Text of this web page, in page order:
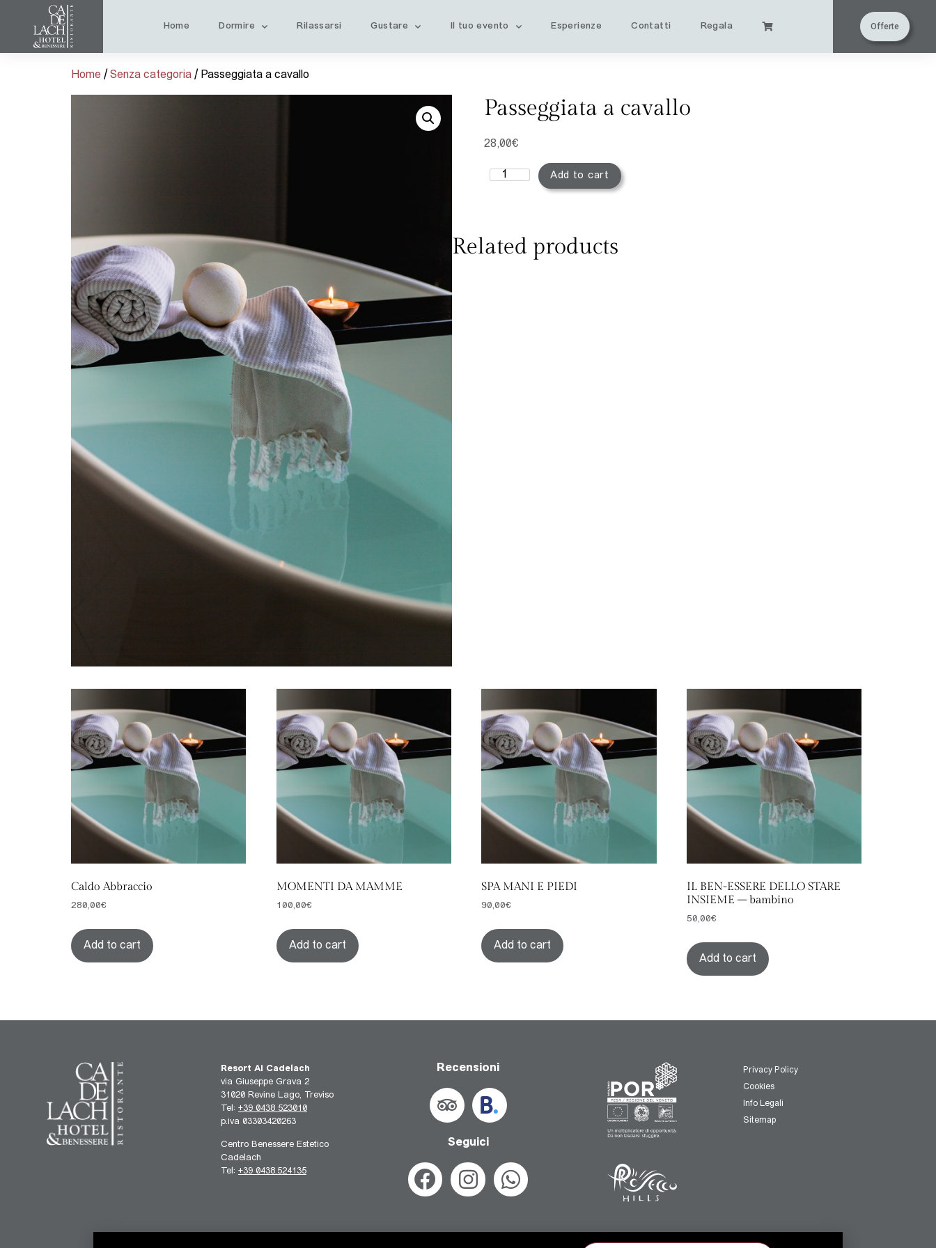
Home Dormire Rilassarsi Gustare Il tuo evento Esperienze Contatti Regala Offerte
Home / Senza categoria / Passeggiata a cavallo
Passeggiata a cavallo
28,00€
Add to cart
Related products
Caldo Abbraccio
280,00€
Add to cart
MOMENTI DA MAMME
100,00€
Add to cart
SPA MANI E PIEDI
90,00€
Add to cart
IL BEN-ESSERE DELLO STARE
INSIEME – bambino
50,00€
Add to cart
Resort Ai Cadelach
via Giuseppe Grava 2
31020 Revine Lago, Treviso
Tel: +39 0438 523010
p.iva 03303420263
Centro Benessere Estetico
Cadelach
Tel: +39 0438.524135
Recensioni
Seguici
Privacy Policy
Cookies
Info Legali
Sitemap